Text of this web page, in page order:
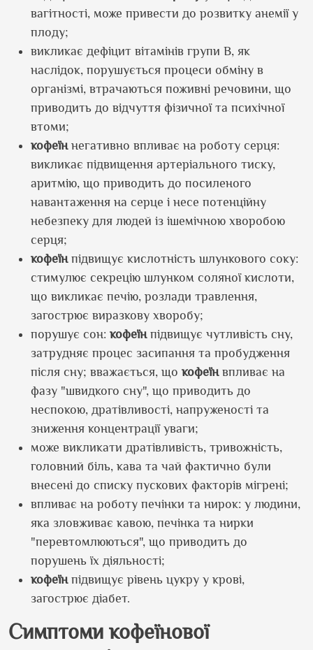
вагітності, може привести до розвитку анемії у
плоду;
викликає дефіцит вітамінів групи В, як
наслідок, порушується процеси обміну в
організмі, втрачаються поживні речовини, що
приводить до відчуття фізичної та психічної
втоми;
кофеїн негативно впливає на роботу серця:
викликає підвищення артеріального тиску,
аритмію, що приводить до посиленого
навантаження на серце і несе потенційну
небезпеку для людей із ішемічною хворобою
серця;
кофеїн підвищує кислотність шлункового соку:
стимулює секрецію шлунком соляної кислоти,
що викликає печію, розлади травлення,
загострює виразкову хворобу;
порушує сон: кофеїн підвищує чутливість сну,
затрудняє процес засипання та пробудження
після сну; вважається, що кофеїн впливає на
фазу "швидкого сну", що приводить до
неспокою, дратівливості, напруженості та
зниження концентрації уваги;
може викликати дратівливість, тривожність,
головний біль, кава та чай фактично були
внесені до списку пускових факторів мігрені;
впливає на роботу печінки та нирок: у людини,
яка зловживає кавою, печінка та нирки
"перевтомлюються", що приводить до
порушень їх діяльності;
кофеїн підвищує рівень цукру у крові,
загострює діабет.
Симптоми кофеїнової